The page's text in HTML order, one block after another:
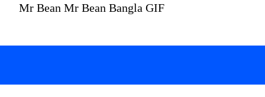
Mr Bean Mr Bean Bangla GIF